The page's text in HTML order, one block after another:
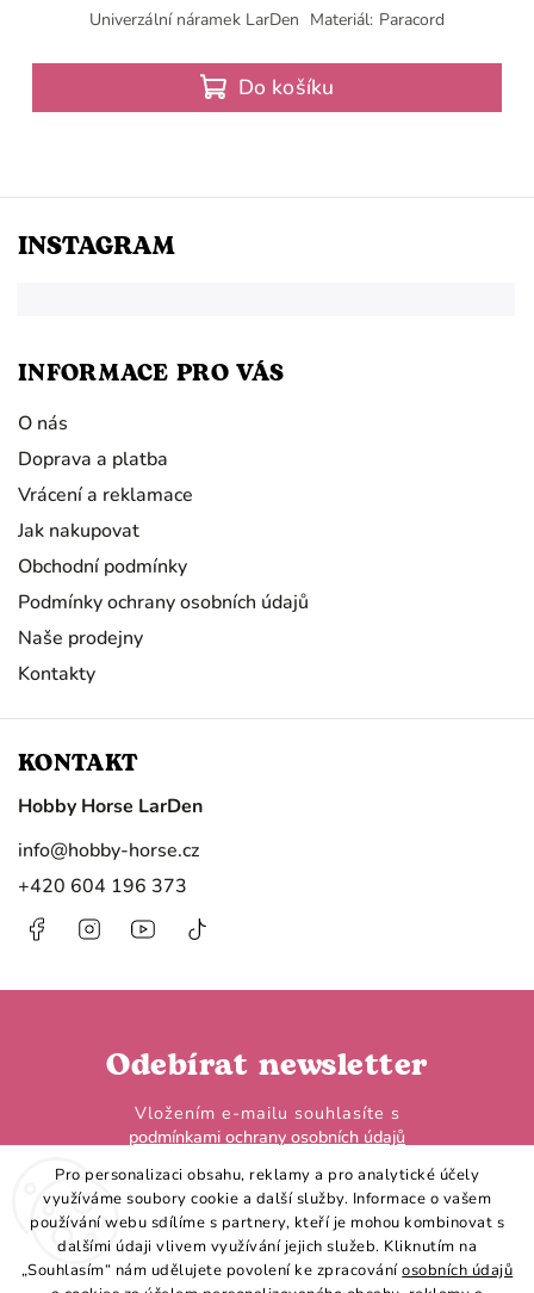
Pro personalizaci obsahu, reklamy a pro analytické účely
využíváme soubory cookie a další služby. Informace o vašem
používání webu sdílíme s partnery, kteří je mohou kombinovat s
dalšími údaji vlivem využívání jejich služeb. Kliknutím na
„Souhlasím“ nám udělujete povolení ke zpracováníosobních údajů
Do košíku
Univerzální náramek LarDen Materiál: Paracord
INSTAGRAM
Odebírat newsletter
Vložením e-mailu souhlasíte s
podmínkami ochrany osobních údajů
Přihlásit se
INFORMACE PRO VÁS
O nás
Doprava a platba
Vrácení a reklamace
Jak nakupovat
Obchodní podmínky
Podmínky ochrany osobních údajů
Naše prodejny
Kontakty
KONTAKT
Hobby Horse LarDen
info@hobby-horse.cz
+420 604 196 373
FacebookInstagramhttps://www.youtube.com/